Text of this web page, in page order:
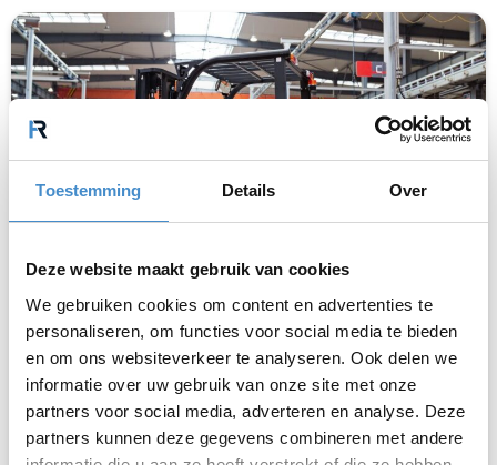
Toestemming Details Over
Deze website maakt gebruik van cookies
We gebruiken cookies om content en advertenties te
personaliseren, om functies voor social media te bieden
en om ons websiteverkeer te analyseren. Ook delen we
informatie over uw gebruik van onze site met onze
partners voor social media, adverteren en analyse. Deze
partners kunnen deze gegevens combineren met andere
Interne transportmiddelen
Wij kopen ongebruikte internetransportmiddelen
zoals heftrucks, palletwagens en orderpickers.
Heeft u overbodige internetransportmiddelen?